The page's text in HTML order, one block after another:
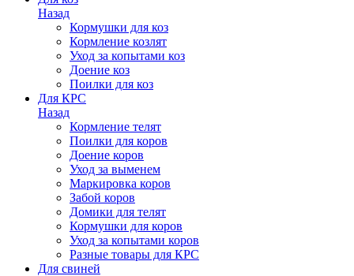
Назад
Кормушки для коз
Кормление козлят
Уход за копытами коз
Доение коз
Поилки для коз
Для КРС
Назад
Кормление телят
Поилки для коров
Доение коров
Уход за выменем
Маркировка коров
Забой коров
Домики для телят
Кормушки для коров
Уход за копытами коров
Разные товары для КРС
Для свиней